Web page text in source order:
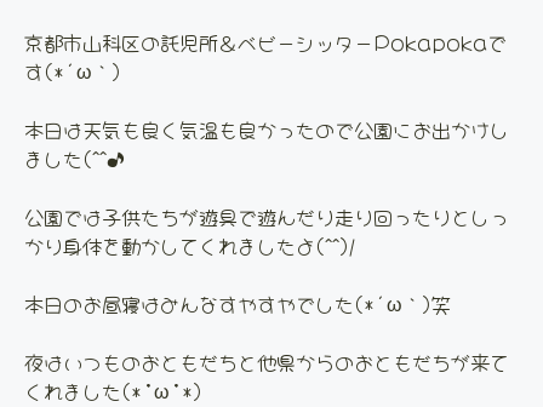
京都市山科区の託児所＆ベビーシッターPokapokaで
す(*´ω｀)
本日は天気も良く気温も良かったので公園にお出かけし
ました(^^♪
公園では子供たちが遊具で遊んだり走り回ったりとしっ
かり身体を動かしてくれましたよ(^^)/
本日のお昼寝はみんなすやすやでした(*´ω｀)笑
夜はいつものおともだちと他県からのおともだちが来て
くれました(*’ω’*)